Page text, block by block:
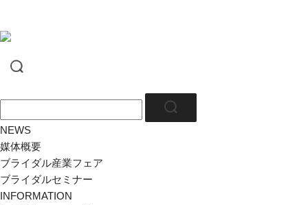
NEWS
媒体概要
ブライダル産業フェア
ブライダルセミナー
INFORMATION